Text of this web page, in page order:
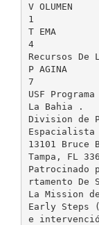
V OLUMEN
1
T EMA
4
Recursos De
P AGINA
7
USF
La Bahia .
Division de
Espacialista
13101 Bruce
Tampa, FL
Patrocinado
rtamento De
La Mission
Early Steps
e